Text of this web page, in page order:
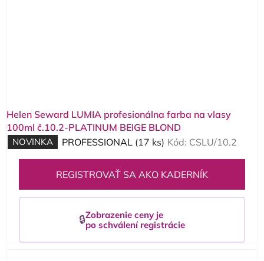
Helen Seward LUMIA profesionálna farba na vlasy
100ml č.10.2-PLATINUM BEIGE BLOND
NOVINKA PROFESSIONAL (17 ks) Kód: CSLU/10.2
REGISTROVAŤ SA AKO KADERNÍK
🔒Zobrazenie ceny je
po schválení registrácie